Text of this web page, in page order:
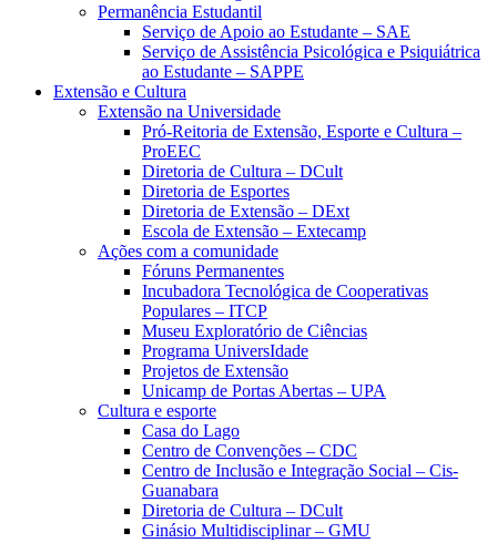
Permanência Estudantil
Serviço de Apoio ao Estudante – SAE
Serviço de Assistência Psicológica e Psiquiátrica
ao Estudante – SAPPE
Extensão e Cultura
Extensão na Universidade
Pró-Reitoria de Extensão, Esporte e Cultura –
ProEEC
Diretoria de Cultura – DCult
Diretoria de Esportes
Diretoria de Extensão – DExt
Escola de Extensão – Extecamp
Ações com a comunidade
Fóruns Permanentes
Incubadora Tecnológica de Cooperativas
Populares – ITCP
Museu Exploratório de Ciências
Programa UniversIdade
Projetos de Extensão
Unicamp de Portas Abertas – UPA
Cultura e esporte
Casa do Lago
Centro de Convenções – CDC
Centro de Inclusão e Integração Social – Cis-
Guanabara
Diretoria de Cultura – DCult
Ginásio Multidisciplinar – GMU